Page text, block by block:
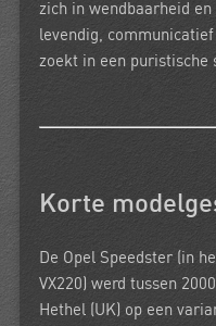
zich in wendbaarheid
levendig,
zoekt in een puristische
Korte
De Opel Speedster (in
VX220) werd tussen
Hethel (UK) op een